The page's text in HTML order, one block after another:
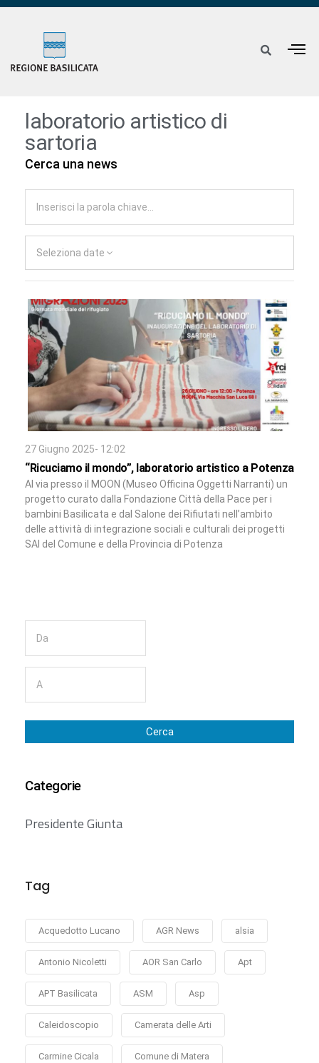
laboratorio artistico di
sartoria
Cerca una news
Seleziona date
27 Giugno 2025- 12:02
“Ricuciamo il mondo”, laboratorio artistico a Potenza
Al via presso il MOON (Museo Officina Oggetti Narranti) un
progetto curato dalla Fondazione Città della Pace per i
bambini Basilicata e dal Salone dei Rifiutati nell’ambito
delle attività di integrazione sociali e culturali dei progetti
SAI del Comune e della Provincia di Potenza
Cerca
Categorie
Presidente Giunta
Tag
Acquedotto Lucano AGR News alsia
Antonio Nicoletti AOR San Carlo Apt
APT Basilicata ASM Asp
Caleidoscopio Camerata delle Arti
Carmine Cicala Comune di Matera